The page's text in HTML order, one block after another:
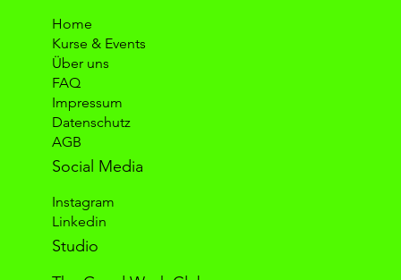
Home
Kurse & Events
Über uns
FAQ
Impressum
Datenschutz
AGB
Social Media
Instagram
Linkedin
Studio